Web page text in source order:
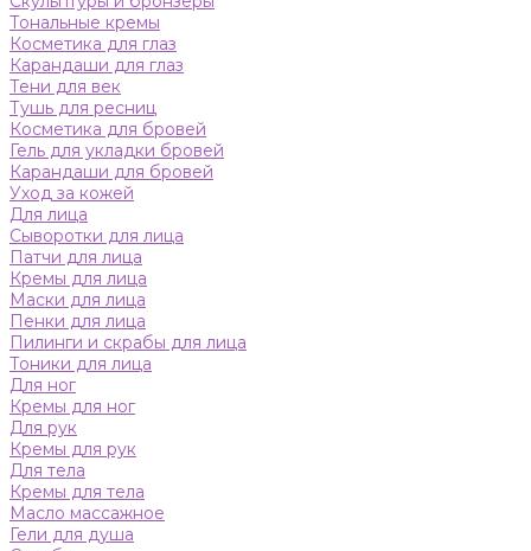
Тональные кремы
Косметика для глаз
Карандаши для глаз
Тени для век
Тушь для ресниц
Косметика для бровей
Гель для укладки бровей
Карандаши для бровей
Уход за кожей
Для лица
Сыворотки для лица
Патчи для лица
Кремы для лица
Маски для лица
Пенки для лица
Пилинги и скрабы для лица
Тоники для лица
Для ног
Кремы для ног
Для рук
Кремы для рук
Для тела
Кремы для тела
Масло массажное
Гели для душа